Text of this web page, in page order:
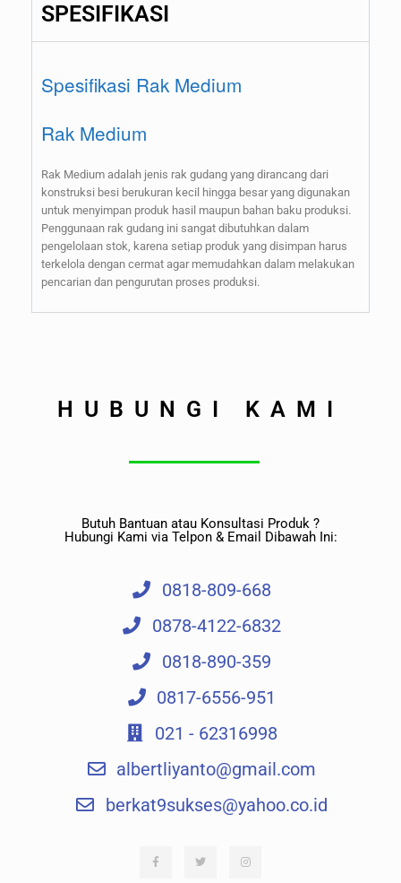
SPESIFIKASI
Spesifikasi Rak Medium
Rak Medium
Rak Medium adalah jenis rak gudang yang dirancang dari
konstruksi besi berukuran kecil hingga besar yang digunakan
untuk menyimpan produk hasil maupun bahan baku produksi.
Penggunaan rak gudang ini sangat dibutuhkan dalam
pengelolaan stok, karena setiap produk yang disimpan harus
terkelola dengan cermat agar memudahkan dalam melakukan
pencarian dan pengurutan proses produksi.
HUBUNGI KAMI
Butuh Bantuan atau Konsultasi Produk ?
Hubungi Kami via Telpon & Email Dibawah Ini:
0818-809-668
0878-4122-6832
0818-890-359
0817-6556-951
021 - 62316998
albertliyanto@gmail.com​
berkat9sukses@yahoo.co.id